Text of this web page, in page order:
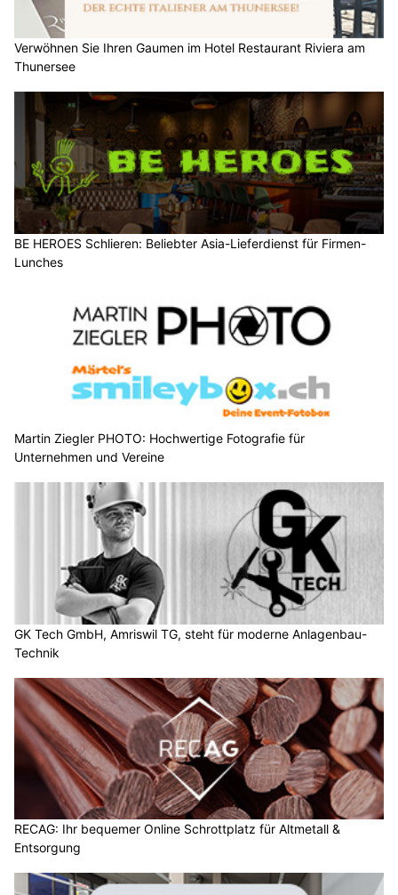
Verwöhnen Sie Ihren Gaumen im Hotel Restaurant Riviera am
Thunersee
BE HEROES Schlieren: Beliebter Asia-Lieferdienst für Firmen-
Lunches
Martin Ziegler PHOTO: Hochwertige Fotografie für
Unternehmen und Vereine
GK Tech GmbH, Amriswil TG, steht für moderne Anlagenbau-
Technik
RECAG: Ihr bequemer Online Schrottplatz für Altmetall &
Entsorgung